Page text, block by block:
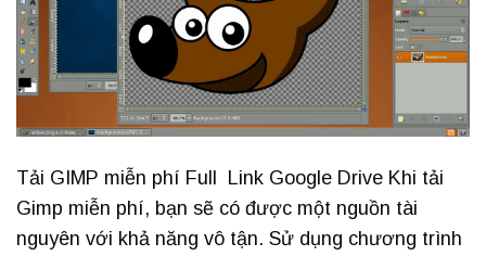
Tải GIMP miễn phí Full Link Google Drive Khi tải
Gimp miễn phí, bạn sẽ có được một nguồn tài
nguyên với khả năng vô tận. Sử dụng chương trình